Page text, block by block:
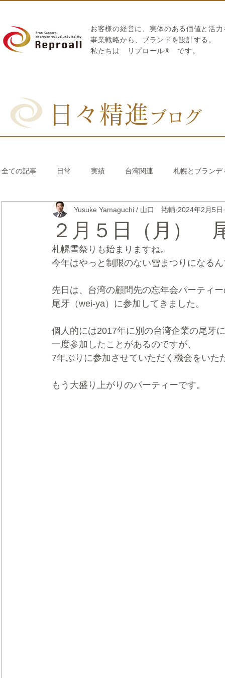
お客様の経営に、実体のある価値と活
​事業戦略から、ブランドを設計する。
私たちは
リプロール® です。
日々精進 ブログ
全ての記事 日常 実績 台湾関連 札幌とブランデ
リブランディング® さとうきび繊維のストロー 中国
CRMブランディング® デジタルマーケティングブランデ
２月５日（月）
Yusuke Yamaguchi / 山口 祐輔 2024年2月5日
札幌雪祭りも始まりますね。
今年はやっと制限のない雪まつりになる
先日は、台湾の顧問先の忘年会パーティ
尾牙（wei-ya）に参加してきました。
個人的には2017年に別の台湾企業の尾牙に
一度参加したことがあるのですが、
7年ぶりに参加させていただく機会をいた
もう大盛り上がりのパーティーです。